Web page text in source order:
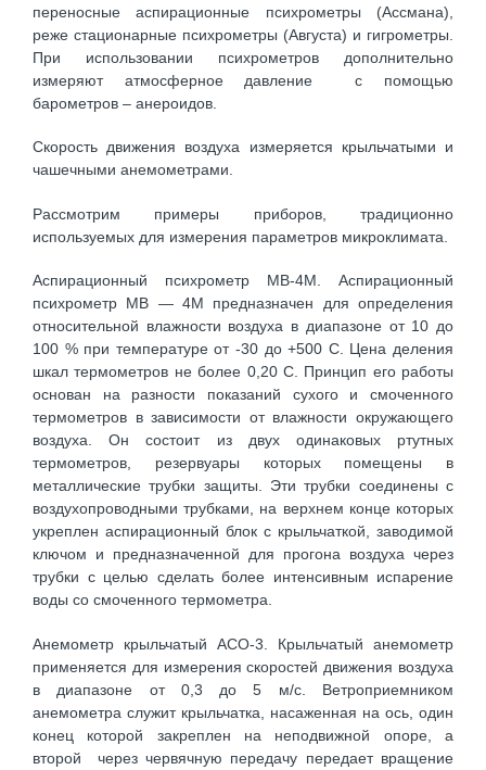
переносные аспирационные психрометры (Ассмана),
реже стационарные психрометры (Августа) и гигрометры.
При использовании психрометров дополнительно
измеряют атмосферное давление с помощью
барометров – анероидов.
Скорость движения воздуха измеряется крыльчатыми и
чашечными анемометрами.
Рассмотрим примеры приборов, традиционно
используемых для измерения параметров микроклимата.
Аспирационный психрометр МВ-4М. Аспирационный
психрометр МВ — 4М предназначен для определения
относительной влажности воздуха в диапазоне от 10 до
100 % при температуре от -30 до +500 С. Цена деления
шкал термометров не более 0,20 С. Принцип его работы
основан на разности показаний сухого и смоченного
термометров в зависимости от влажности окружающего
воздуха. Он состоит из двух одинаковых ртутных
термометров, резервуары которых помещены в
металлические трубки защиты. Эти трубки соединены с
воздухопроводными трубками, на верхнем конце которых
укреплен аспирационный блок с крыльчаткой, заводимой
ключом и предназначенной для прогона воздуха через
трубки с целью сделать более интенсивным испарение
воды со смоченного термометра.
Анемометр крыльчатый АСО-3. Крыльчатый анемометр
применяется для измерения скоростей движения воздуха
в диапазоне от 0,3 до 5 м/с. Ветроприемником
анемометра служит крыльчатка, насаженная на ось, один
конец которой закреплен на неподвижной опоре, а
второй через червячную передачу передает вращение